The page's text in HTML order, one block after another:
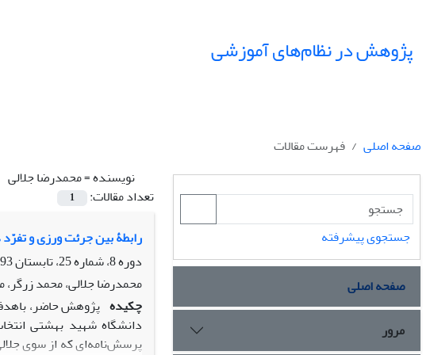
پژوهش در نظام‌های آموزشی
صفحه اصلی
فهرست مقالات
نویسنده =محمدرضا جلالی
تعداد مقالات:
1
رابطۀ بین جرئت ورزی و
دوره 8، شماره 25، تابستان 1393، صفحه
محمدرضا جلالی، محمد زرگر،
چکیده پژوهش حاضر،
پرسش‌نامه‌ای که از سوی
جستجوی پیشرفته
صفحه اصلی
مرور